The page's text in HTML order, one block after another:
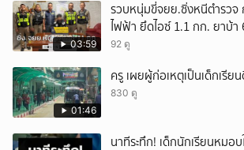
03:59
รวบหนุ่มขี่จยย.ซิ่งหนีตำรวจ
ไฟฟ้า ยึดไอซ์ 1.1 กก. ยาบ้า
92 ดู
01:46
ครู เผยผู้ก่อเหตุเป็นเด็กเรีย
830 ดู
นาทีระทึก! เด็กนักเรียนหมอบ